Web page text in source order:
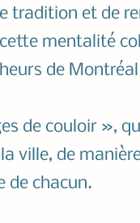
tradition et de
mentalité
de
de couloir »,
ville, de
de chacun.